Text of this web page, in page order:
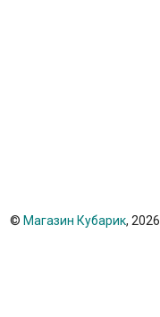
© Магазин Кубарик, 2026